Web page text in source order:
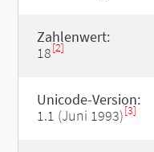
Zahlenwert:
18[2]
Unicode-Version:
1.1 (Juni 1993)[3]